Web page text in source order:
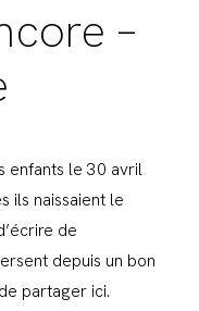
–
enfants le 30 avril
ils naissaient le
de
depuis un bon
partager ici.